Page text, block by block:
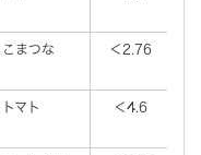
こまつな ＜2.76
トマト ＜4.6